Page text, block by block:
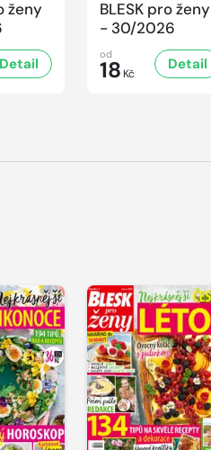
ženy
Detail
BLESK pro ženy
- 30/2026
od
18 Kč
Detail